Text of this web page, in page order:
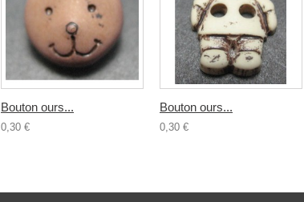
Bouton ours...
0,30 €
Bouton ours...
0,30 €